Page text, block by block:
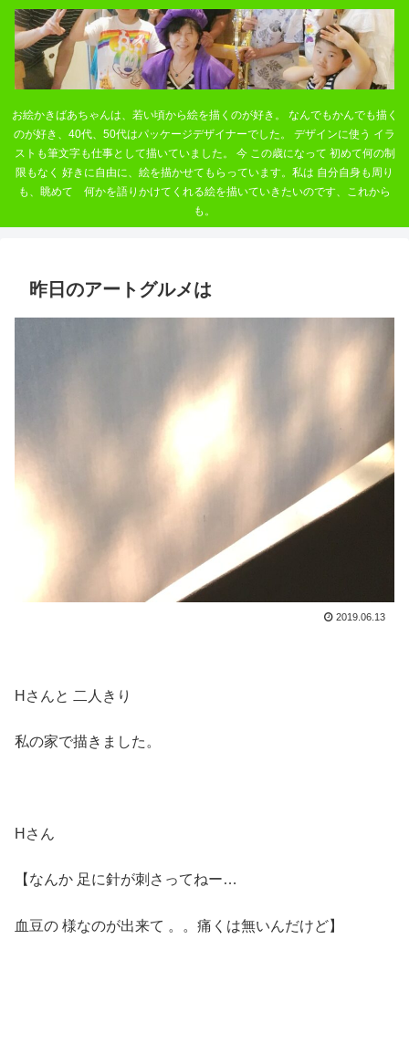
お絵かきばあちゃんは、若い頃から絵を描くのが好き。 なんでもかんでも描く
のが好き、40代、50代はパッケージデザイナーでした。 デザインに使う イラ
ストも筆文字も仕事として描いていました。 今 この歳になって 初めて何の制
限もなく 好きに自由に、絵を描かせてもらっています。私は 自分自身も周り
も、眺めて 何かを語りかけてくれる絵を描いていきたいのです、これから
も。
昨日のアートグルメは
2019.06.13
Hさんと 二人きり
私の家で描きました。
Hさん
【なんか 足に針が刺さってねー…
血豆の 様なのが出来て 。。痛くは無いんだけど】